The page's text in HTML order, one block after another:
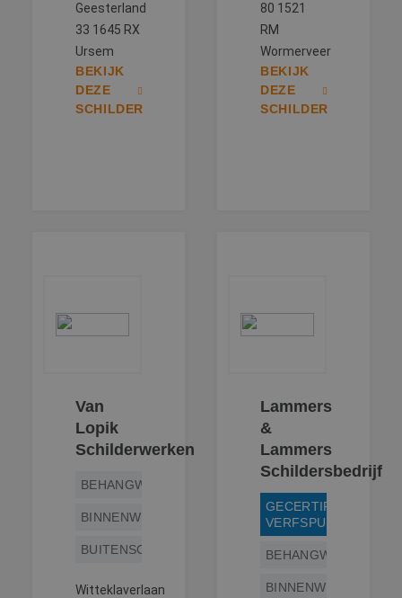
Geesterland
33 1645 RX
Ursem
BEKIJK
DEZE
SCHILDER
80 1521
RM
Wormerveer
BEKIJK
DEZE
SCHILDER
Van
Lopik
Schilderwerken
BEHANGWERK
BINNENWERK
BUITENSCHILDERWERK
Witteklaverlaan
Lammers
&
Lammers
Schildersbedrijf
GECERTIFICEERD
VERFSPUITER
BEHANGWERK
BINNENWERK